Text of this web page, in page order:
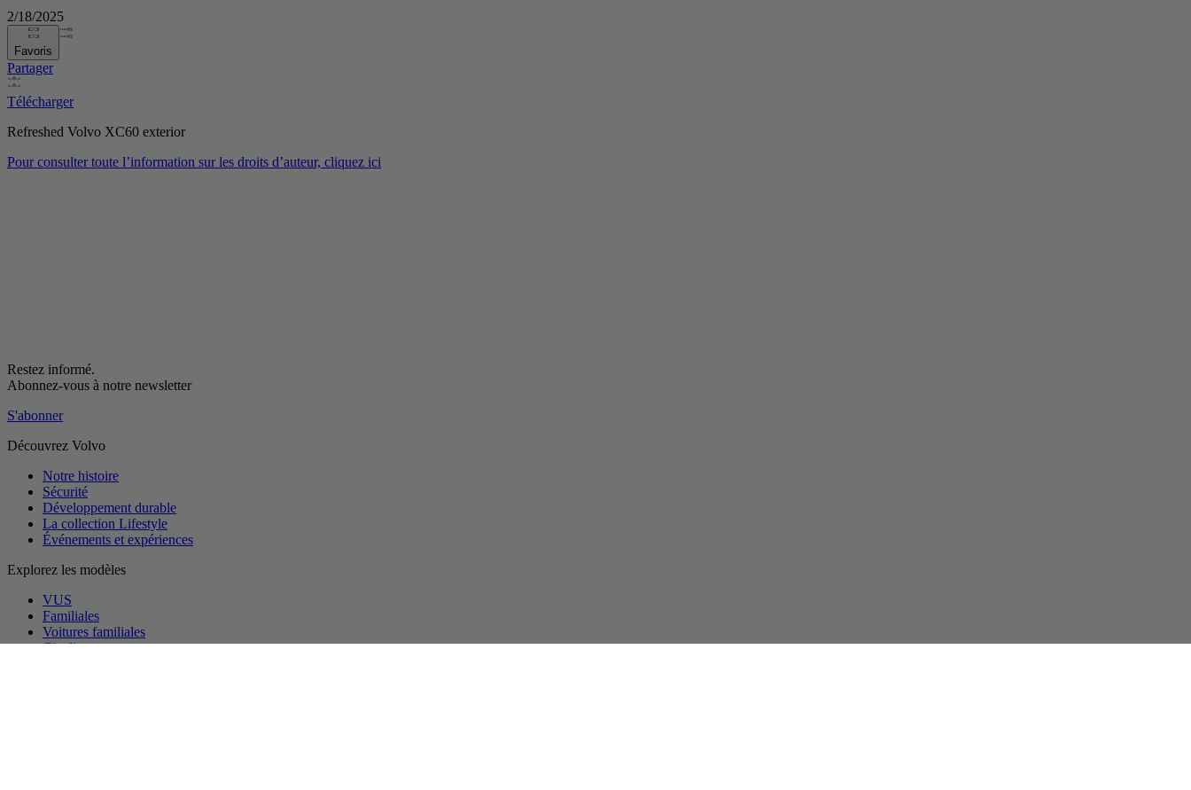
2/18/2025
Favoris
Partager
Télécharger
Refreshed Volvo XC60 exterior
Pour consulter toute l’information sur les droits d’auteur, cliquez ici